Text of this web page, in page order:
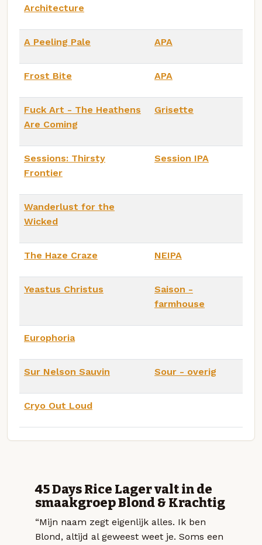
Architecture
A Peeling Pale APA
Frost Bite APA
Fuck Art - The Heathens
Are Coming
Grisette
Sessions: Thirsty
Frontier
Session IPA
Wanderlust for the
Wicked
The Haze Craze NEIPA
Yeastus Christus
Saison -
farmhouse
Europhoria
Sur Nelson Sauvin Sour - overig
Cryo Out Loud
45 Days Rice Lager valt in de
smaakgroep Blond & Krachtig
“Mijn naam zegt eigenlijk alles. Ik ben
Blond, altijd al geweest weet je. Soms een